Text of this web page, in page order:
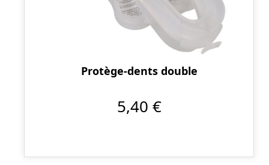
Protège-dents double
5,40 €